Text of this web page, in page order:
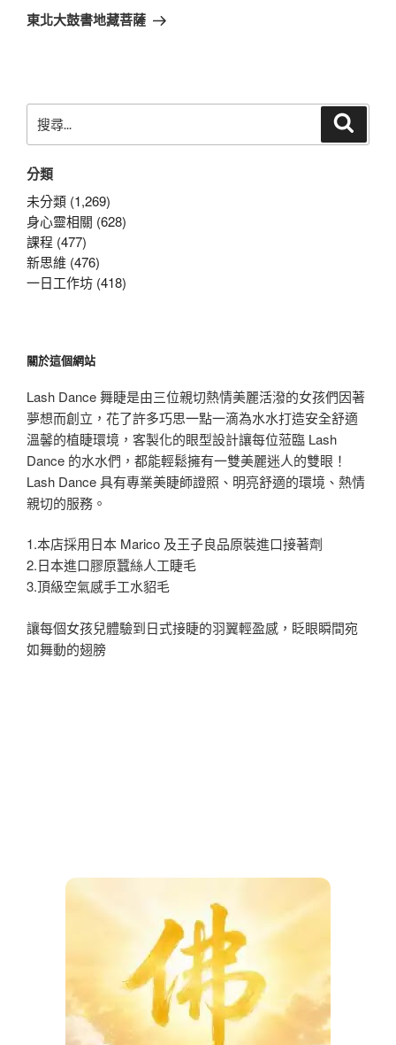
章
一
東北大鼓書地藏菩薩
尋
鍵
字:
分類
未分類 (1,269)
身心靈相關 (628)
課程 (477)
新思維 (476)
一日工作坊 (418)
關於這個網站
Lash Dance 舞睫是由三位親切熱情美麗活潑的女孩們因著
夢想而創立，花了許多巧思一點一滴為水水打造安全舒適
溫馨的植睫環境，客製化的眼型設計讓每位蒞臨 Lash
Dance 的水水們，都能輕鬆擁有一雙美麗迷人的雙眼！
Lash Dance 具有專業美睫師證照、明亮舒適的環境、熱情
親切的服務。
1.本店採用日本 Marico 及王子良品原裝進口接著劑
2.日本進口膠原蠶絲人工睫毛
3.頂級空氣感手工水貂毛
讓每個女孩兒體驗到日式接睫的羽翼輕盈感，眨眼瞬間宛
如舞動的翅膀